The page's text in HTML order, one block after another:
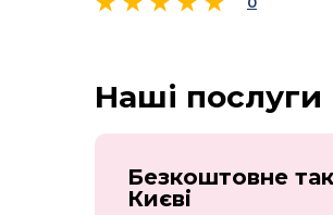
Наші послуги
Безкоштовне
Києві